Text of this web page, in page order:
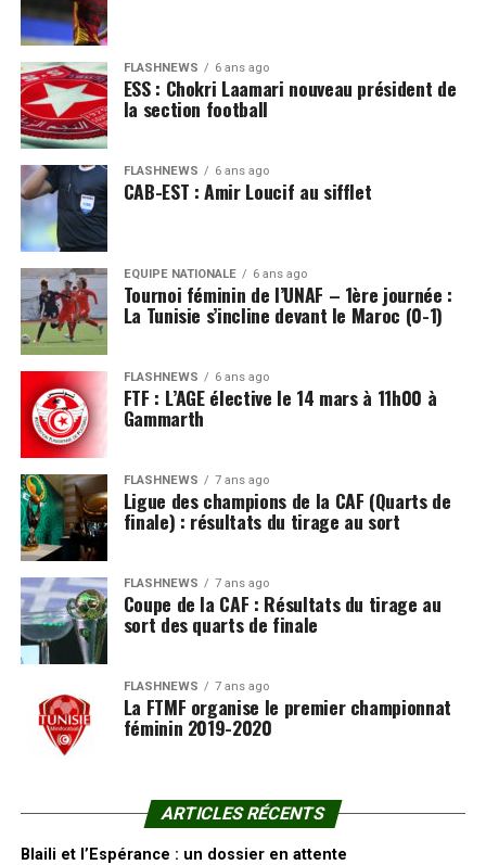
FLASHNEWS 6 ans ago
ESS : Chokri Laamari nouveau président de
la section football
FLASHNEWS 6 ans ago
CAB-EST : Amir Loucif au sifflet
EQUIPE NATIONALE 6 ans ago
Tournoi féminin de l’UNAF – 1ère journée :
La Tunisie s’incline devant le Maroc (0-1)
FLASHNEWS 6 ans ago
FTF : L’AGE élective le 14 mars à 11h00 à
Gammarth
FLASHNEWS 7 ans ago
Ligue des champions de la CAF (Quarts de
finale) : résultats du tirage au sort
FLASHNEWS 7 ans ago
Coupe de la CAF : Résultats du tirage au
sort des quarts de finale
FLASHNEWS 7 ans ago
La FTMF organise le premier championnat
féminin 2019-2020
ARTICLES RÉCENTS
Blaili et l’Espérance : un dossier en attente